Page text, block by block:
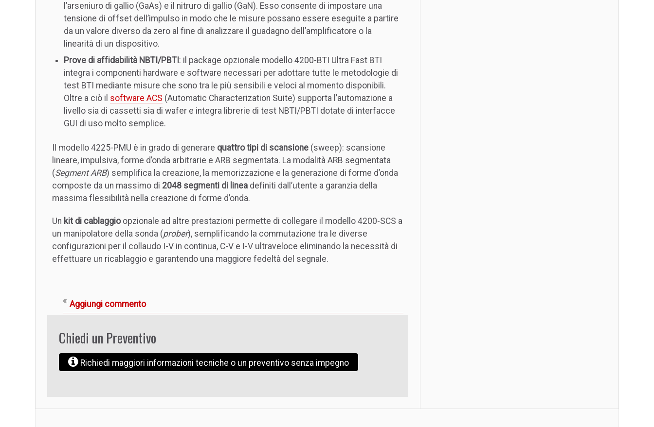
l’arseniuro di gallio (GaAs) e il nitruro di gallio (GaN). Esso consente di impostare una
tensione di offset dell’impulso in modo che le misure possano essere eseguite a partire
da un valore diverso da zero al fine di analizzare il guadagno dell’amplificatore o la
linearità di un dispositivo.
Prove di affidabilità NBTI/PBTI: il package opzionale modello 4200-BTI Ultra Fast BTI
integra i componenti hardware e software necessari per adottare tutte le metodologie di
test BTI mediante misure che sono tra le più sensibili e veloci al momento disponibili.
Oltre a ciò il software ACS (Automatic Characterization Suite) supporta l’automazione a
livello sia di cassetti sia di wafer e integra librerie di test NBTI/PBTI dotate di interfacce
GUI di uso molto semplice.
Il modello 4225-PMU è in grado di generare quattro tipi di scansione (sweep): scansione
lineare, impulsiva, forme d’onda arbitrarie e ARB segmentata. La modalità ARB segmentata
(Segment ARB) semplifica la creazione, la memorizzazione e la generazione di forme d’onda
composte da un massimo di 2048 segmenti di linea definiti dall’utente a garanzia della
massima flessibilità nella creazione di forme d’onda.
Un kit di cablaggio opzionale ad altre prestazioni permette di collegare il modello 4200-SCS a
un manipolatore della sonda (prober), semplificando la commutazione tra le diverse
configurazioni per il collaudo I-V in continua, C-V e I-V ultraveloce eliminando la necessità di
effettuare un ricablaggio e garantendo una maggiore fedeltà del segnale.
Aggiungi commento
Chiedi un Preventivo
Richiedi maggiori informazioni tecniche o un preventivo senza impegno